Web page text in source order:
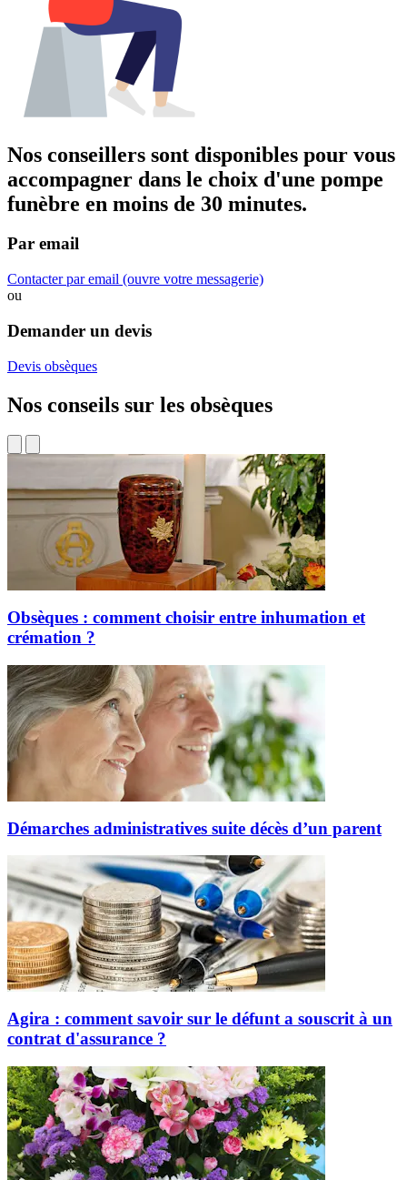
Nos conseillers sont disponibles pour vous
accompagner dans le choix d'une pompe
funèbre en moins de 30 minutes.
Par email
Contacter par email (ouvre votre messagerie)
ou
Demander un devis
Devis obsèques
Nos conseils sur les obsèques
Obsèques : comment choisir entre inhumation et
crémation ?
Démarches administratives suite décès d’un parent
Agira : comment savoir sur le défunt a souscrit à un
contrat d'assurance ?